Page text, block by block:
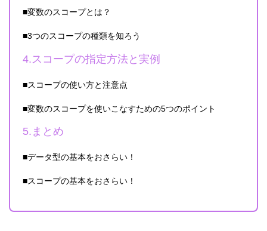
■変数のスコープとは？
■3つのスコープの種類を知ろう
4.スコープの指定方法と実例
■スコープの使い方と注意点
■︎変数のスコープを使いこなすための5つのポイント
5.まとめ
■データ型の基本をおさらい！
■スコープの基本をおさらい！